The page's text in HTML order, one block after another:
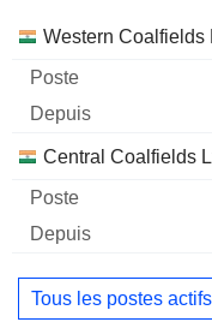
Sociétés Poste Début
Western Coalfields
Central Coalfields
Tous les postes